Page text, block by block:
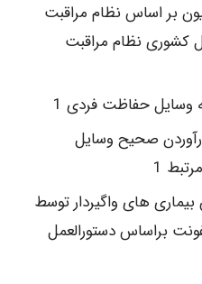
بر اساس نظام مراقبت
کشوری نظام مراقبت
وسایل حفاظت فردی 1
صحیح وسایل
1
های واگیردار توسط
براساس دستورالعمل